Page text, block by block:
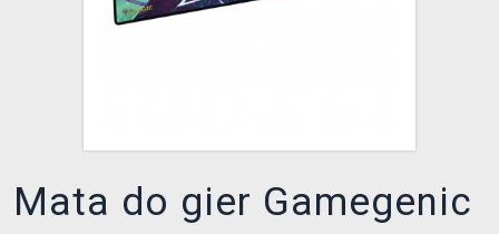
Mata do gier Gamegenic